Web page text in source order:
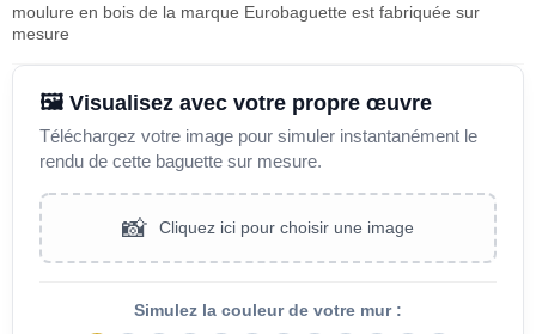
moulure en bois de la marque Eurobaguette est fabriquée sur
mesure
🖼️ Visualisez avec votre propre œuvre
Téléchargez votre image pour simuler instantanément le
rendu de cette baguette sur mesure.
📸 Cliquez ici pour choisir une image
Simulez la couleur de votre mur :